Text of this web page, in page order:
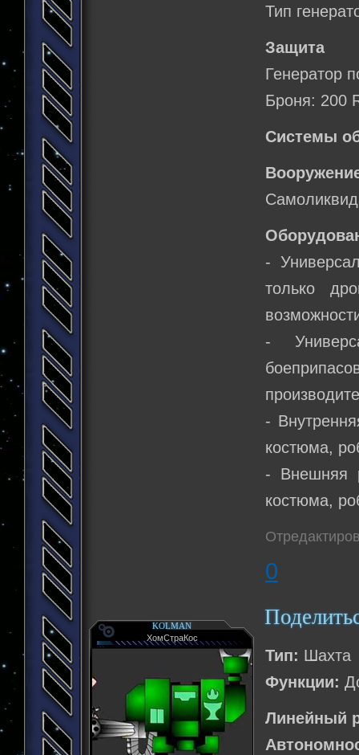
Тип
Защита
Генератор
Броня: 200
Системы
-
только
-
-
костюма,
- Внешняя
костюма,
0
KOLMAN
ХомСтраКос
Тип: Шахта
Функции:
Линейный